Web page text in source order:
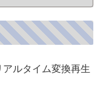
アルタイム変換再生